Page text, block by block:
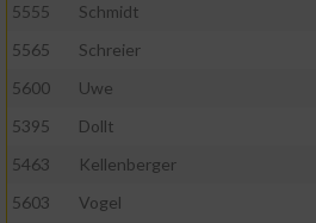
5555
Schmidt
5565
Schreier
5600
Uwe
5395
Dollt
5463
Kellenberger
5603
Vogel